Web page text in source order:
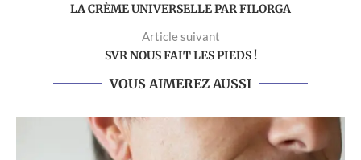
LA CRÈME UNIVERSELLE PAR FILORGA
Article suivant
SVR NOUS FAIT LES PIEDS !
VOUS AIMEREZ AUSSI